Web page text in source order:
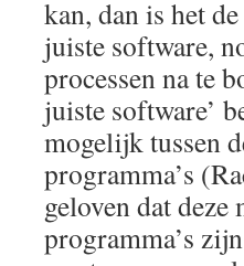
kan, dan is het
juiste software,
processen na te
juiste software’
mogelijk tussen
programma’s
geloven dat
programma’s